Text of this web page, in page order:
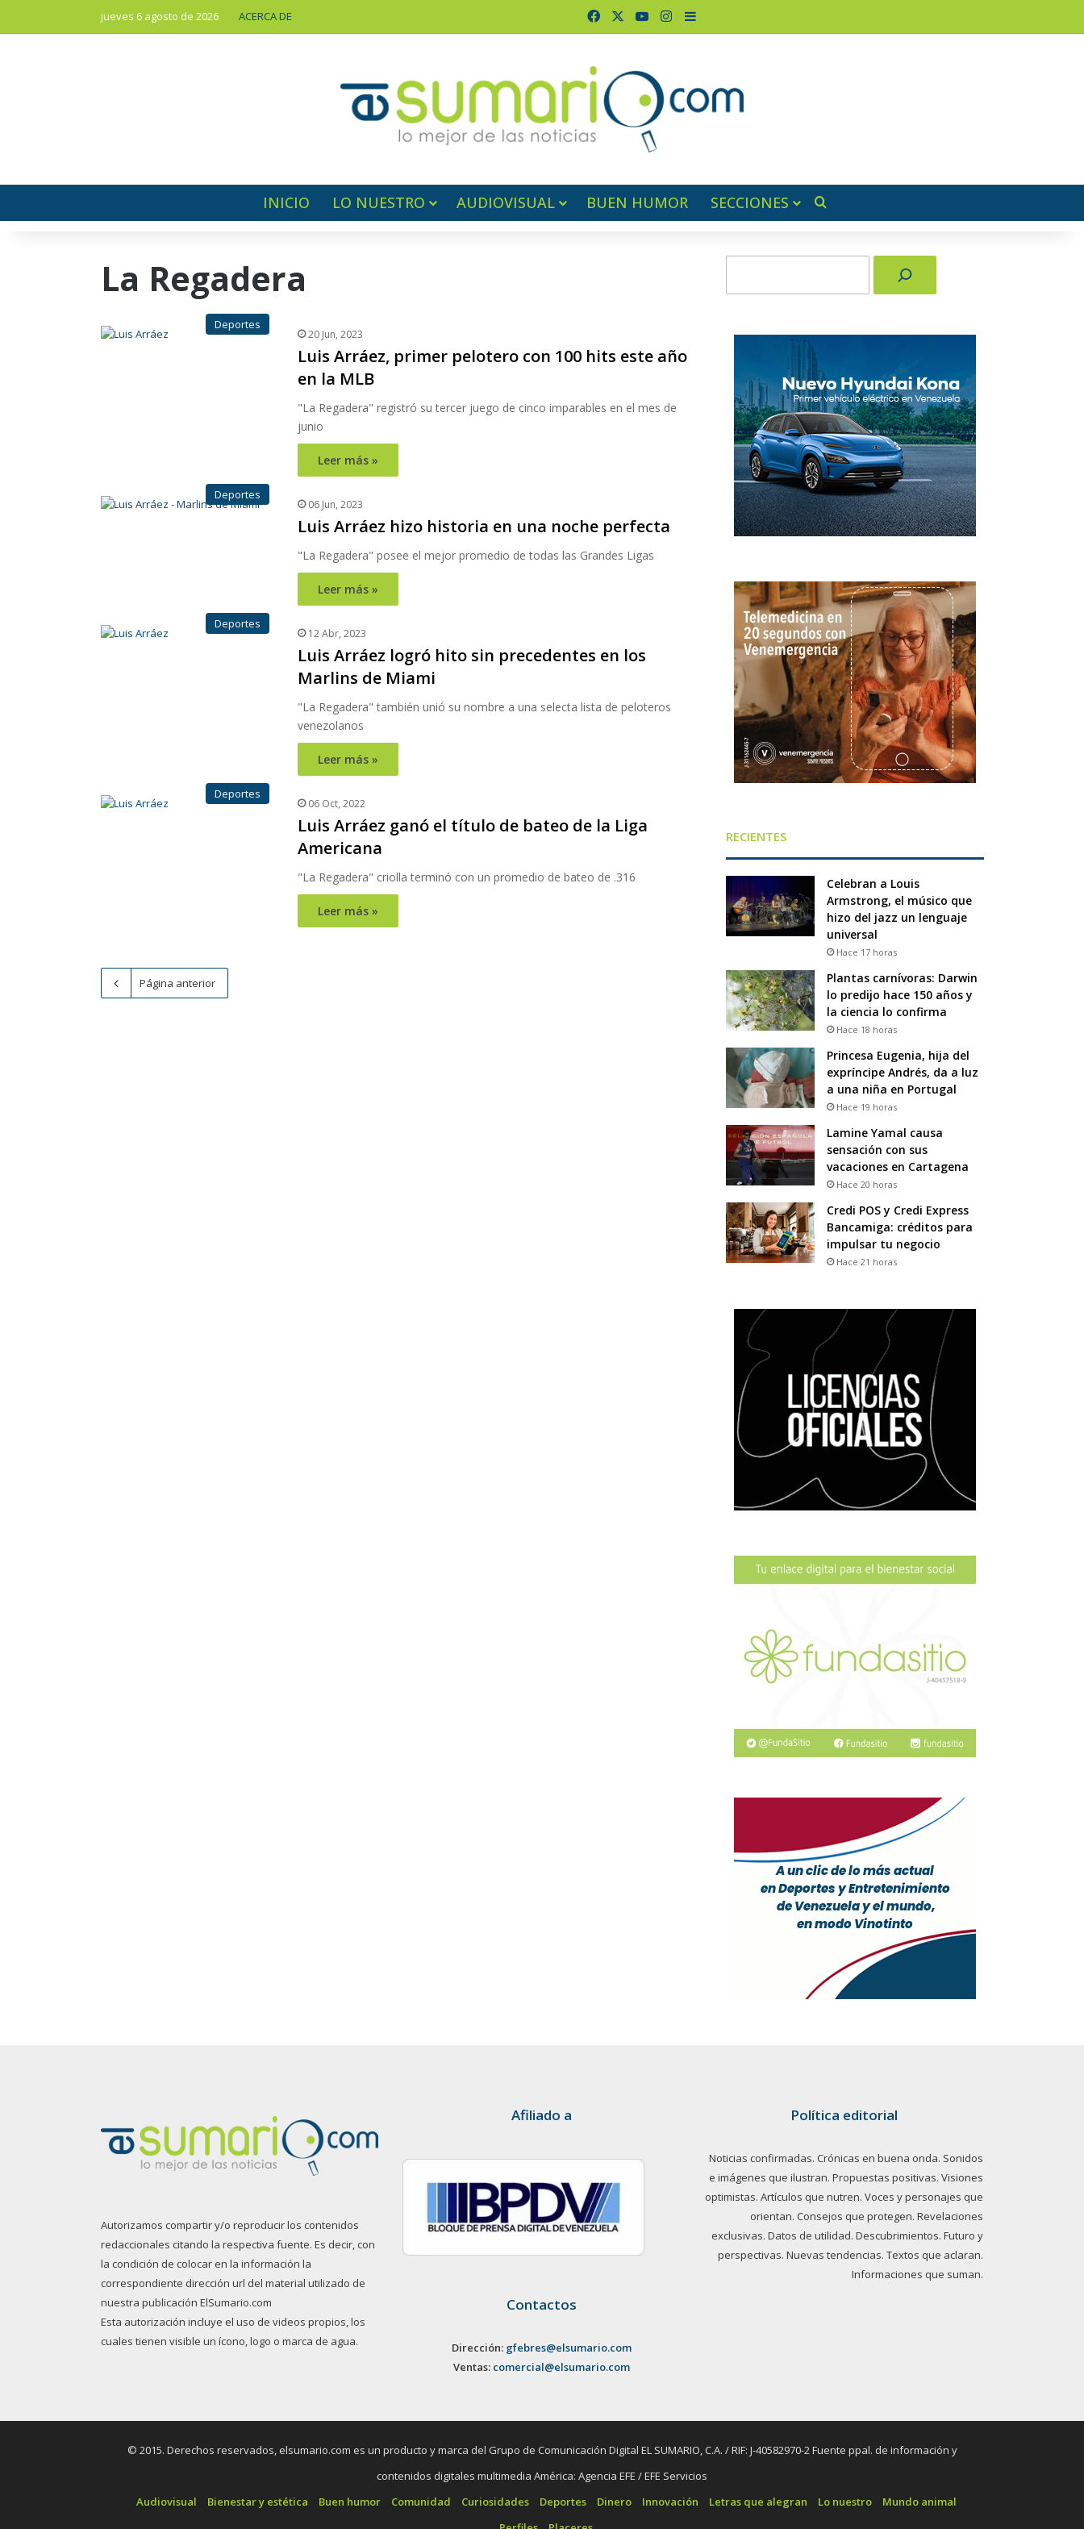
jueves 6 agosto de 2026 ACERCA DE FacebookYouTubeInstagram
Barra lateral
INICIO LO NUESTRO AUDIOVISUAL BUEN HUMOR SECCIONES
La Regadera
Deportes
20 Jun, 2023
Luis Arráez, primer pelotero con 100 hits este año
en la MLB
"La Regadera" registró su tercer juego de cinco imparables en el mes de
junio
Leer más »
Deportes
06 Jun, 2023
Luis Arráez hizo historia en una noche perfecta
"La Regadera" posee el mejor promedio de todas las Grandes Ligas
Leer más »
Deportes
12 Abr, 2023
Luis Arráez logró hito sin precedentes en los
Marlins de Miami
"La Regadera" también unió su nombre a una selecta lista de peloteros
venezolanos
Leer más »
Deportes
06 Oct, 2022
Luis Arráez ganó el título de bateo de la Liga
Americana
"La Regadera" criolla terminó con un promedio de bateo de .316
Leer más »
Página anterior
RECIENTES
Celebran a Louis
Armstrong, el músico que
hizo del jazz un lenguaje
universal
Hace 17 horas
Plantas carnívoras: Darwin
lo predijo hace 150 años y
la ciencia lo confirma
Hace 18 horas
Princesa Eugenia, hija del
expríncipe Andrés, da a luz
a una niña en Portugal
Hace 19 horas
Lamine Yamal causa
sensación con sus
vacaciones en Cartagena
Hace 20 horas
Credi POS y Credi Express
Bancamiga: créditos para
impulsar tu negocio
Hace 21 horas
Autorizamos compartir y/o reproducir los contenidos
redaccionales citando la respectiva fuente. Es decir, con
la condición de colocar en la información la
correspondiente dirección url del material utilizado de
nuestra publicación ElSumario.com
Esta autorización incluye el uso de videos propios, los
cuales tienen visible un ícono, logo o marca de agua.
Afiliado a
Contactos
Dirección: gfebres@elsumario.com
Ventas: comercial@elsumario.com
Política editorial
Noticias confirmadas. Crónicas en buena onda. Sonidos
e imágenes que ilustran. Propuestas positivas. Visiones
optimistas. Artículos que nutren. Voces y personajes que
orientan. Consejos que protegen. Revelaciones
exclusivas. Datos de utilidad. Descubrimientos. Futuro y
perspectivas. Nuevas tendencias. Textos que aclaran.
Informaciones que suman.
© 2015. Derechos reservados, elsumario.com es un producto y marca del Grupo de Comunicación Digital EL SUMARIO, C.A. / RIF: J-40582970-2 Fuente ppal. de información y
contenidos digitales multimedia América: Agencia EFE / EFE Servicios
Audiovisual
Bienestar y estética Buen humor Comunidad Curiosidades Deportes Dinero Innovación Letras que alegran Lo nuestro
Mundo animal